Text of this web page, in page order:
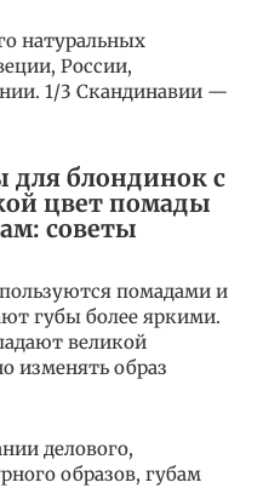
натуральных
России,
1/3 Скандинавии —
для блондинок с
цвет помады
советы
помадами и
губы более яркими.
великой
изменять образ
делового,
образов, губам